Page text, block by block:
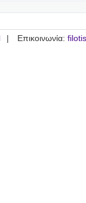
Επικοινωνία: